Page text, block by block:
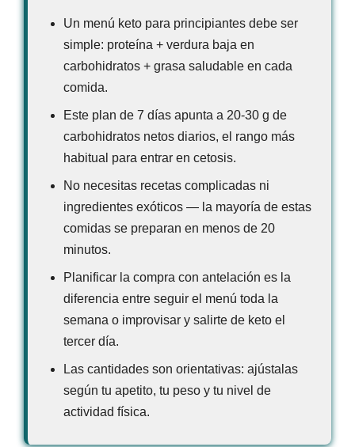
Un menú keto para principiantes debe ser
simple: proteína + verdura baja en
carbohidratos + grasa saludable en cada
comida.
Este plan de 7 días apunta a 20-30 g de
carbohidratos netos diarios, el rango más
habitual para entrar en cetosis.
No necesitas recetas complicadas ni
ingredientes exóticos — la mayoría de estas
comidas se preparan en menos de 20
minutos.
Planificar la compra con antelación es la
diferencia entre seguir el menú toda la
semana o improvisar y salirte de keto el
tercer día.
Las cantidades son orientativas: ajústalas
según tu apetito, tu peso y tu nivel de
actividad física.